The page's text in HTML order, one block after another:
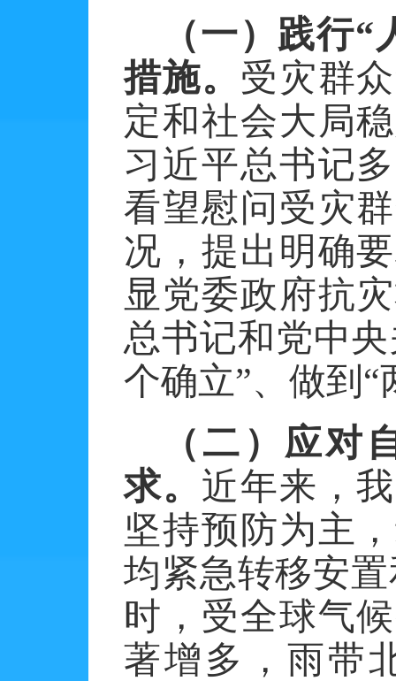
（一）践行“
措施。 受灾群
定和社会大局
习近平总书记
看望慰问受灾
况，提出明确
显党委政府抗
总书记和党中
个确立”、做到
（二）应对
求。 近年来，
坚持预防为主
均紧急转移安
时，受全球气
著增多，雨带